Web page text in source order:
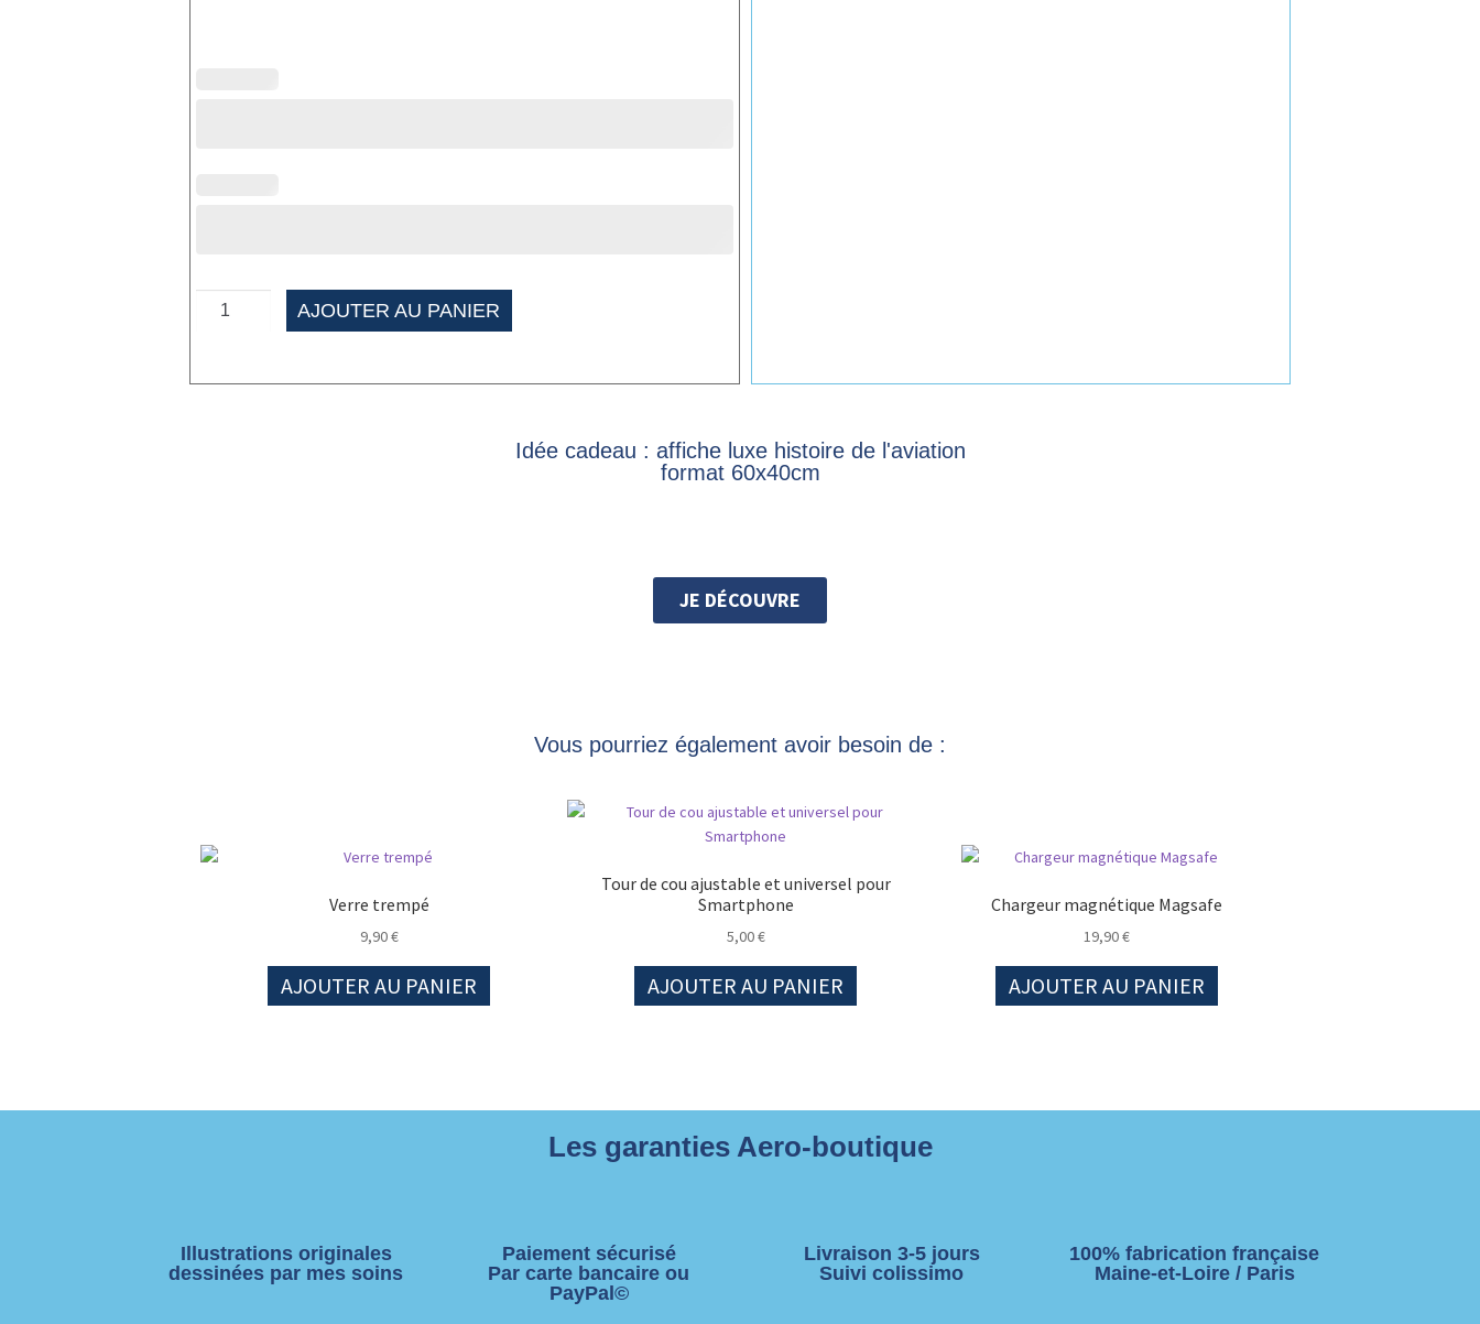
AJOUTER AU PANIER
Idée cadeau : affiche luxe histoire de l'aviation
format 60x40cm
JE DÉCOUVRE
Vous pourriez également avoir besoin de :
Verre trempé
9,90€
AJOUTER AU PANIER
Tour de cou ajustable et universel pour
Smartphone
5,00€
AJOUTER AU PANIER
Chargeur magnétique Magsafe
19,90€
AJOUTER AU PANIER
Les garanties Aero-boutique
Illustrations originales
dessinées par mes soins
Paiement sécurisé
Par carte bancaire ou
PayPal©
Livraison 3-5 jours
Suivi colissimo
100% fabrication française
Maine-et-Loire / Paris